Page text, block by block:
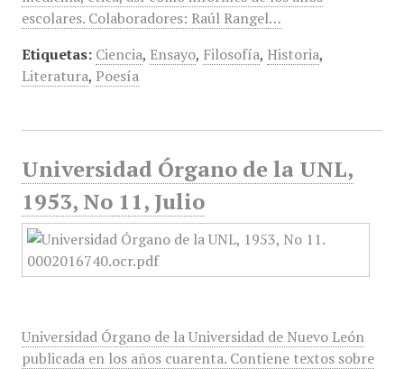
escolares. Colaboradores: Raúl Rangel…
Etiquetas: Ciencia, Ensayo, Filosofía, Historia,
Literatura, Poesía
Universidad Órgano de la UNL,
1953, No 11, Julio
Universidad Órgano de la Universidad de Nuevo León
publicada en los años cuarenta. Contiene textos sobre